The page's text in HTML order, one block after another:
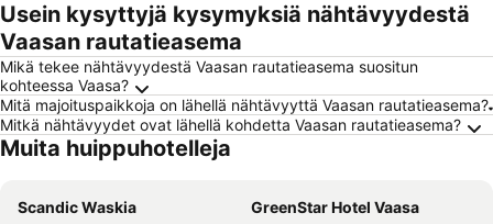
Usein kysyttyjä kysymyksiä nähtävyydestä
Vaasan rautatieasema
Mikä tekee nähtävyydestä Vaasan rautatieasema suositun
kohteessa Vaasa?
Mitä majoituspaikkoja on lähellä nähtävyyttä Vaasan rautatieasema?
Mitkä nähtävyydet ovat lähellä kohdetta Vaasan rautatieasema?
Muita huippuhotelleja
Scandic Waskia
GreenStar Hotel Vaasa